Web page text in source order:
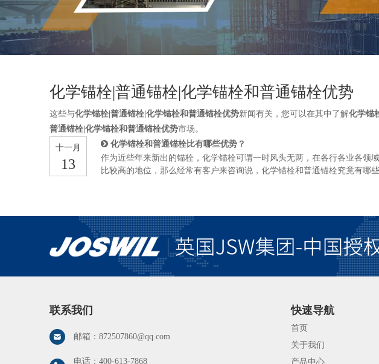
化学锚栓|普通锚栓|化学锚栓和普通锚栓优势
这些与化学锚栓|普通锚栓|化学锚栓和普通锚栓优势新闻有关，您可以在其中了解化学锚
普通锚栓|化学锚栓和普通锚栓优势市场。
十一月
13
化学锚栓和普通锚栓比有哪些优势？
作为近些年来新出的锚栓，化学锚栓可谓一时风头无两，在各行各业各领
比较高的地位，那么经常有客户来咨询说，化学锚栓和普通锚栓究竟有哪
动来使得膨胀片膨胀，形成一定的张力，从而实现对被锚固件的锚固。 化
栓的诞生要比膨胀锚栓晚很久，作为新生儿，化学锚栓的使用需要化学粘
合，实现锚固作用，在使用前需要进行拉拔测试。这里值得注意的是，由
的差异，化学药剂的差异，所以具体的数据参
联系我们
邮箱： 872507860@qq.com
电话： 400-613-7868
快速导航
首页
关于我们
产品中心